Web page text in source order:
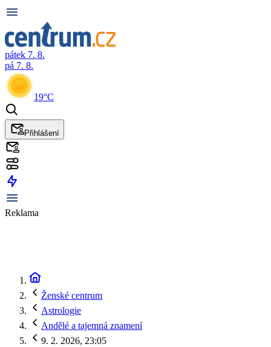
pátek 7. 8.
pá 7. 8.
19°C
Přihlášení
Reklama
Ženské centrum
Astrologie
Andělé a tajemná znamení
9. 2. 2026, 23:05